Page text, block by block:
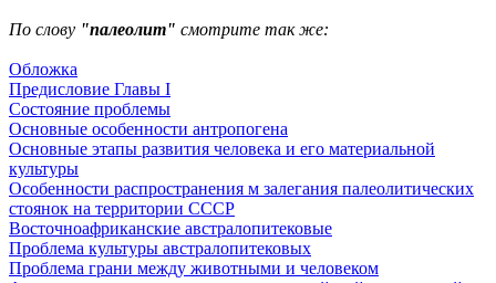
По слову "палеолит" смотрите так же:
Обложка
Предисловие Главы I
Состояние проблемы
Основные особенности антропогена
Основные этапы развития человека и его материальной
культуры
Особенности распространения м залегания палеолитических
стоянок на территории СССР
Восточноафриканские австралопитековые
Проблема культуры австралопитековых
Проблема грани между животными и человеком